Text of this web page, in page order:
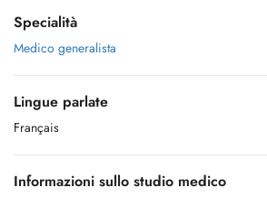
Specialità
Medico generalista
Lingue parlate
Français
Informazioni sullo studio medico